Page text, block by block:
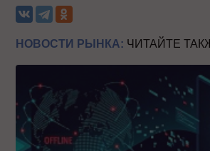
НОВОСТИ РЫНКА: ЧИТАЙТЕ